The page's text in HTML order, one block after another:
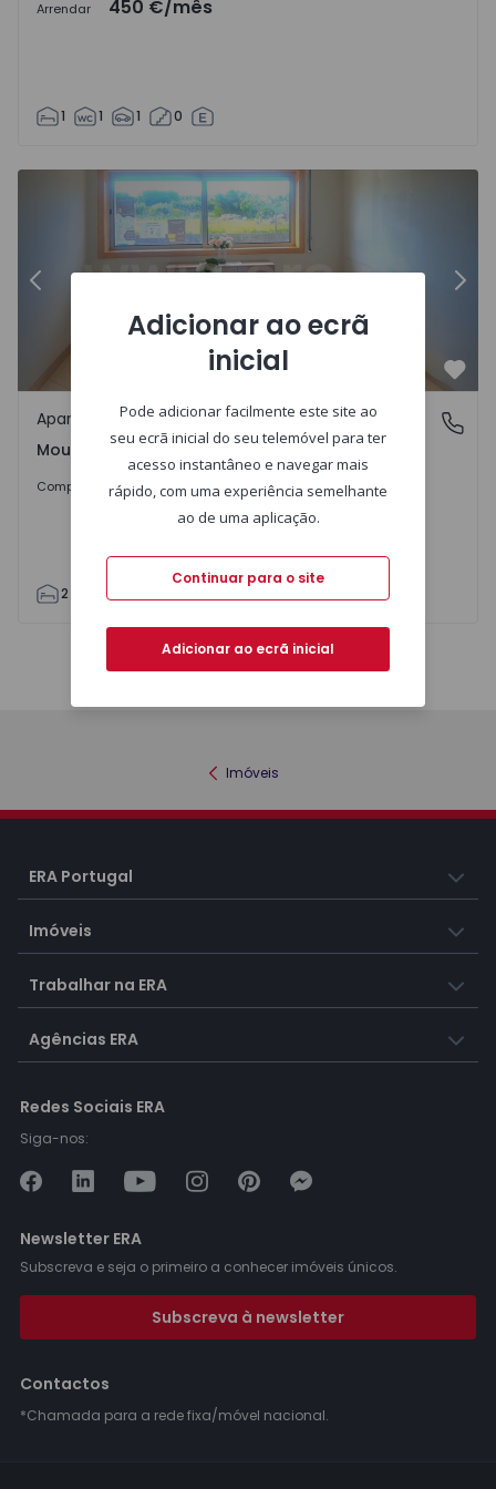
Arrendar 450 €/mês
1 1 1 0
Apartamento T2 Águeda, Mourisca - 1512852 - 1
Anterior
Mourisca, Águeda
Apartamento
Mourisca, Águeda
Comprar 215.000 €
2
Mapa Lista
Imóveis
ERA Portugal
Imóveis
Trabalhar na ERA
Agências ERA
Redes Sociais ERA
Siga-nos:
Newsletter ERA
Subscreva e seja o primeiro a conhecer imóveis únicos.
Subscreva à newsletter
Contactos
*Chamada para a rede fixa/móvel nacional.
Adicionar ao ecrã
inicial
Pode adicionar facilmente este site ao
seu ecrã inicial do seu telemóvel para ter
acesso instantâneo e navegar mais
rápido, com uma experiência semelhante
ao de uma aplicação.
Continuar para o site
Adicionar ao ecrã inicial